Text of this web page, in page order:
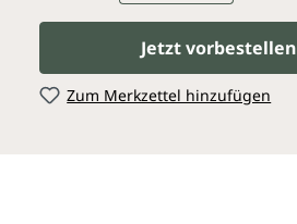
Jetzt vorbestellen
Zum Merkzettel hinzufügen